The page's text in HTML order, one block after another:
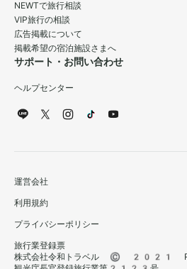
NEWTで旅行相談
VIP旅行の相談
広告掲載について
掲載希望の宿泊施設さまへ
サポート・お問い合わせ
ヘルプセンター
運営会社
利用規約
プライバシーポリシー
旅行業登録票
株式会社令和トラベル © 2021